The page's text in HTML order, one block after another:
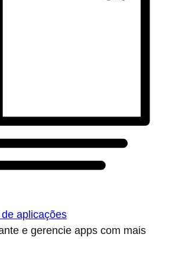
aplicações
e gerencie apps com mais